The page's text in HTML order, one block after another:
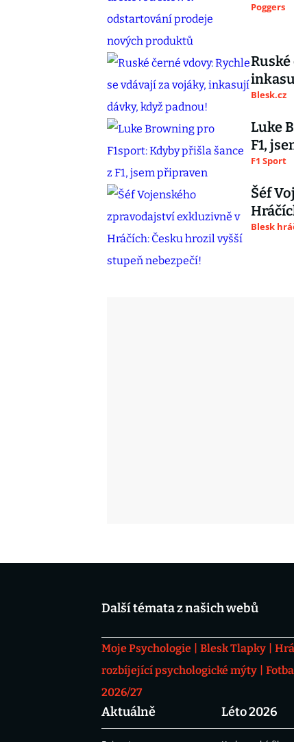
Poggers
Blesk.cz
Luke
F1,
F1 Sport
Šéf
Blesk
Další témata z našich webů
Moje Psychologie Blesk Tlapky
rozbíjející psychologické mýty
2026/27
Aktuálně Léto 2026